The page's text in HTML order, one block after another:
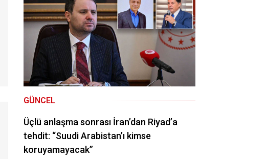
GÜNCEL
Üçlü anlaşma sonrası İran’dan Riyad’a
tehdit: “Suudi Arabistan’ı kimse
koruyamayacak”